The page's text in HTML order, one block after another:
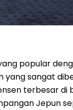
popular
yang sangat
terbesar di
Jepun